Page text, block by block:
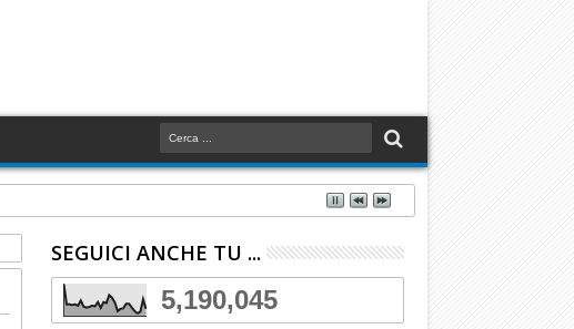
SEGUICI ANCHE TU ...
5,190,045